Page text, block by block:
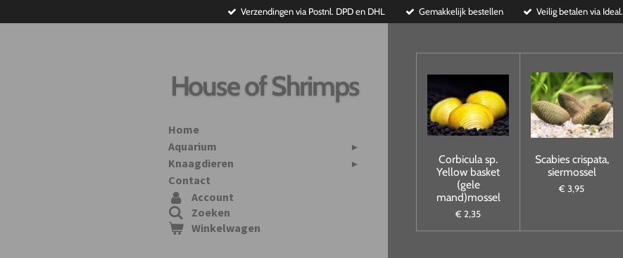
direct
Verzendingen via Postnl. DPD en DHL Gemakkelijk bestellen Veilig betalen via Ideal.
Corbicula sp.
Yellow basket
(gele
mand)mossel
€ 2,35
Scabies crispata,
siermossel
€ 3,95
House of Shrimps
Home
Aquarium
Knaagdieren
Contact
Account
Zoeken
Winkelwagen